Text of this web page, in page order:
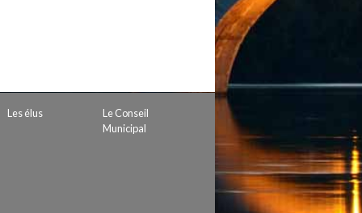
Les élus
Le Conseil
Municipal